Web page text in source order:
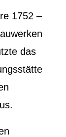
1752 –
das